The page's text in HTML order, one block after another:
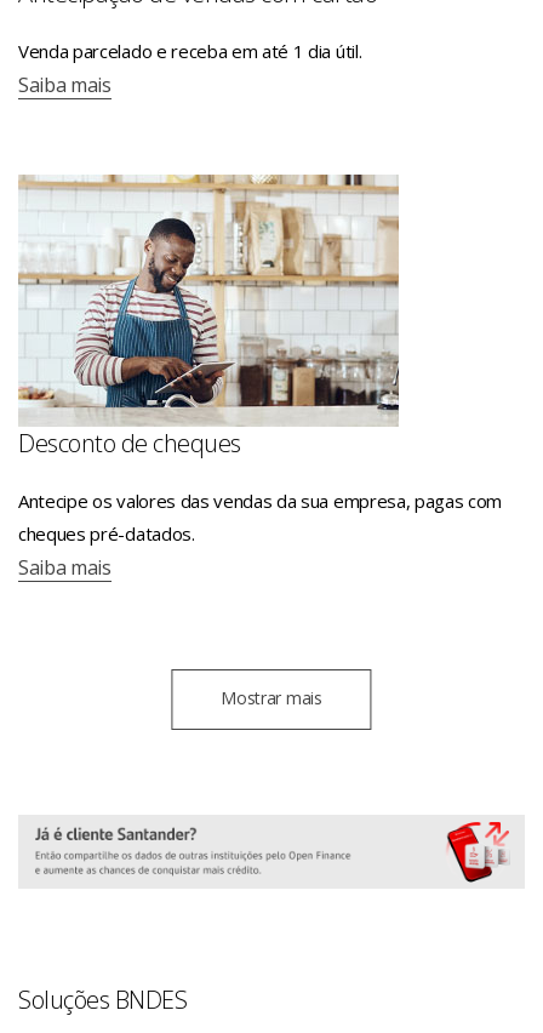
Venda parcelado e receba em até 1 dia útil.
Saiba mais
Desconto de cheques
Antecipe os valores das vendas da sua empresa, pagas com
cheques pré-datados.
Saiba mais
Mostrar mais
Soluções BNDES